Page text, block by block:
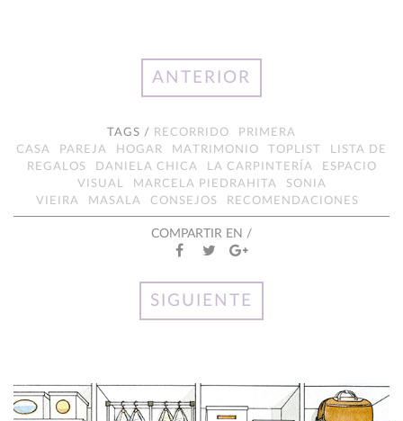
ANTERIOR
TAGS / RECORRIDO
PRIMERA
CASA
PAREJA HOGAR MATRIMONIO TOPLIST
LISTA DE
REGALOS
DANIELA CHICA LA CARPINTERÍA
ESPACIO
VISUAL
MARCELA PIEDRAHITA
SONIA
VIEIRA
MASALA CONSEJOS RECOMENDACIONES
COMPARTIR EN /
SIGUIENTE